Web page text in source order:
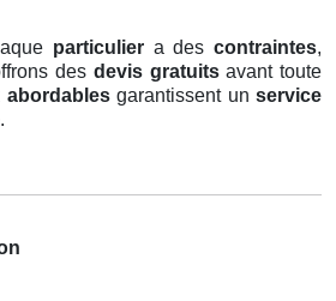
particuliera descontraintes,
des devis gratuitsavant toute
abordablesgarantissent un service
.